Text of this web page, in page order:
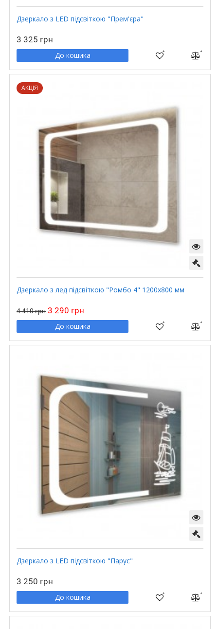
Дзеркало з LED підсвіткою "Прем'єра"
3 325 грн
До кошика
АКЦIЯ
Дзеркало з лед підсвіткою "Ромбо 4" 1200х800 мм
4 410 грн 3 290 грн
До кошика
Дзеркало з LED підсвіткою "Парус"
3 250 грн
До кошика